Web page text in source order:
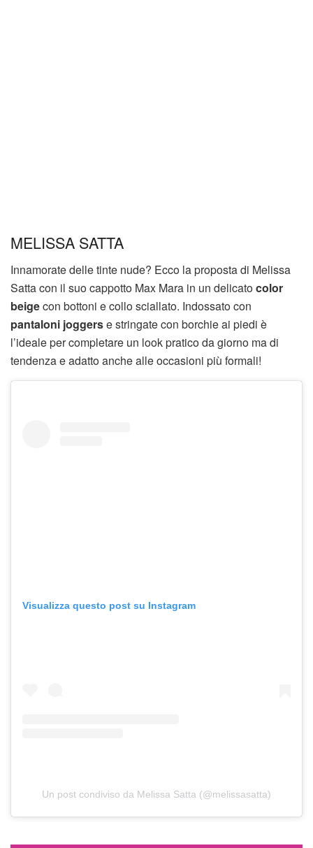
MELISSA SATTA
Innamorate delle tinte nude? Ecco la proposta di Melissa
Satta con il suo cappotto Max Mara in un delicatocolor
beigecon bottoni e collo sciallato. Indossato con
pantaloni joggerse stringate con borchie ai piedi è
l’ideale per completare un look pratico da giorno ma di
tendenza e adatto anche alle occasioni più formali!
Visualizza questo post su Instagram
Un post condiviso da Melissa Satta (@melissasatta)